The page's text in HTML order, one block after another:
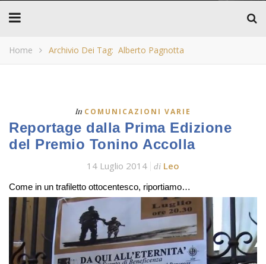
Home Archivio Dei Tag: Alberto Pagnotta
In COMUNICAZIONI VARIE
Reportage dalla Prima Edizione
del Premio Tonino Accolla
14 Luglio 2014 di Leo
Come in un trafiletto ottocentesco, riportiamo…